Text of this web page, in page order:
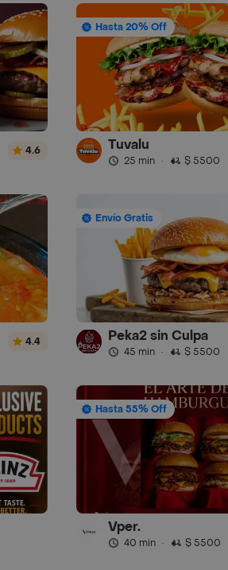
4.6
Hasta 20% Off
Tuvalu
25 min · $ 5500
4.4
Envío Gratis
Peka2 sin Culpa
45 min · $ 5500
Hasta 55% Off
Vper.
40 min · $ 5500